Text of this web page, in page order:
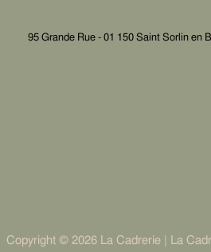
95 Grande Rue - 01 150 Saint Sorlin en
Copyright © 2026 La Cadrerie | La